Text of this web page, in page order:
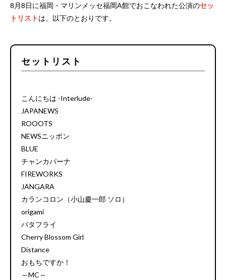
8月8日に福岡・マリンメッセ福岡A館でおこなわれた公演のセッ
トリストは、以下のとおりです。
セットリスト
こんにちは -Interlude-
JAPANEWS
ROOOTS
NEWSニッポン
BLUE
チャンカパーナ
FIREWORKS
JANGARA
カランコロン（小山慶一郎 ソロ）
origami
バタフライ
Cherry Blossom Girl
Distance
おもちですか！
～MC～